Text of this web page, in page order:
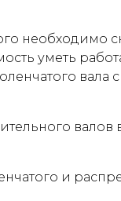
необходимо
уметь
вала
валов
и